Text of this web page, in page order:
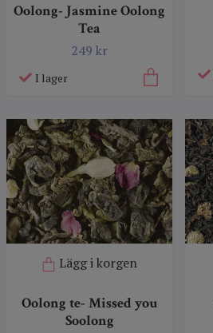
Oolong- Jasmine Oolong
Tea
249 kr
I lager
Lägg i korgen
Oolong te- Missed you
Soolong